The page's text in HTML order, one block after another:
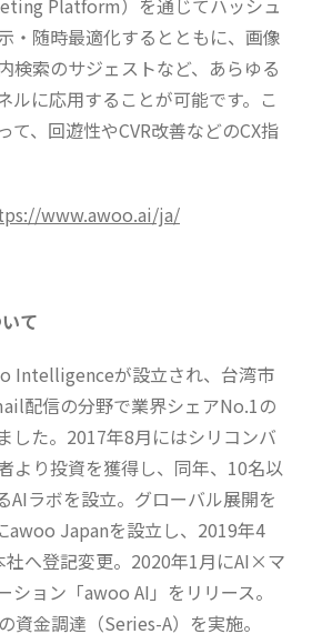
・随時最適化するとともに、画像
検索のサジェストなど、あらゆる
ルに応用することが可能です。こ
て、回遊性やCVR改善などのCX指
www.awoo.ai/ja/
て
Intelligenceが設立され、台湾市
配信の分野で業界シェアNo.1の
した。2017年8月にはシリコンバ
より投資を獲得し、同年、10名以
AIラボを設立。グローバル展開を
awoo Japanを設立し、2019年4
社へ登記変更。2020年1月にAI×マ
ション「awoo AI」をリリース。
資金調達（Series-A）を実施。